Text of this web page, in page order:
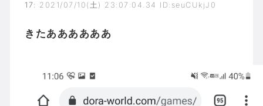
17: 2021/07/10(土) 23:07:04.34 ID:seuCUkjJ0
きたああああああ